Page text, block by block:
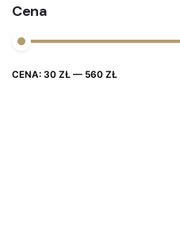
Cena
Cena
Cena
CENA: 30 ZŁ — 560 ZŁ